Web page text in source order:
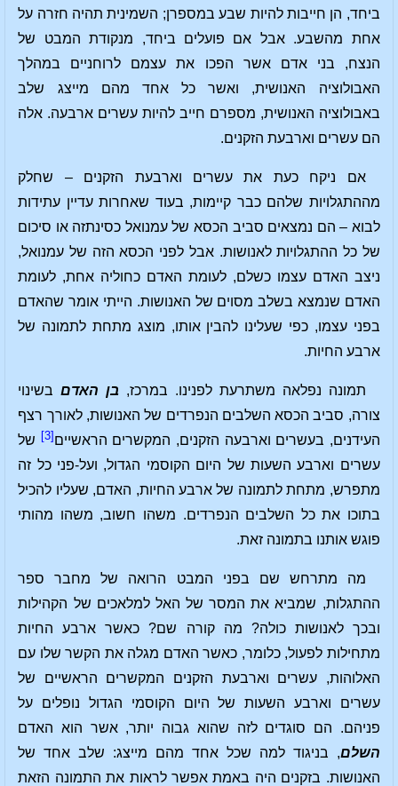
ביחד, הן חייבות להיות שבע במספרן; השמינית תהיה חזרה על
אחת מהשבע. אבל אם פועלים ביחד, מנקודת המבט של
הנצח, בני אדם אשר הפכו את עצמם לרוחניים במהלך
האבולוציה האנושית, ואשר כל אחד מהם מייצג שלב
באבולוציה האנושית, מספרם חייב להיות עשרים ארבעה. אלה
הם עשרים וארבעת הזקנים.
אם ניקח כעת את עשרים וארבעת הזקנים – שחלק
מההתגלויות שלהם כבר קיימות, בעוד שאחרות עדיין עתידות
לבוא – הם נמצאים סביב הכסא של עמנואל כסינתזה או סיכום
של כל ההתגלויות לאנושות. אבל לפני הכסא הזה של עמנואל,
ניצב האדם עצמו כשלם, לעומת האדם כחוליה אחת, לעומת
האדם שנמצא בשלב מסוים של האנושות. הייתי אומר שהאדם
בפני עצמו, כפי שעלינו להבין אותו, מוצג מתחת לתמונה של
ארבע החיות.
תמונה נפלאה משתרעת לפנינו. במרכז, בן האדםבשינוי
צורה, סביב הכסא השלבים הנפרדים של האנושות, לאורך רצף
העידנים, בעשרים וארבעה הזקנים, המקשרים הראשיים[3]
של
עשרים וארבע השעות של היום הקוסמי הגדול, ועל-פני כל זה
מתפרש, מתחת לתמונה של ארבע החיות, האדם, שעליו להכיל
בתוכו את כל השלבים הנפרדים. משהו חשוב, משהו מהותי
פוגש אותנו בתמונה זאת.
מה מתרחש שם בפני המבט הרואה של מחבר ספר
ההתגלות, שמביא את המסר של האל למלאכים של הקהילות
ובכך לאנושות כולה? מה קורה שם? כאשר ארבע החיות
מתחילות לפעול, כלומר, כאשר האדם מגלה את הקשר שלו עם
האלוהות, עשרים וארבעת הזקנים המקשרים הראשיים של
עשרים וארבע השעות של היום הקוסמי הגדול נופלים על
פניהם. הם סוגדים לזה שהוא גבוה יותר, אשר הוא האדם
השלם, בניגוד למה שכל אחד מהם מייצג: שלב אחד של
האנושות. בזקנים היה באמת אפשר לראות את התמונה הזאת